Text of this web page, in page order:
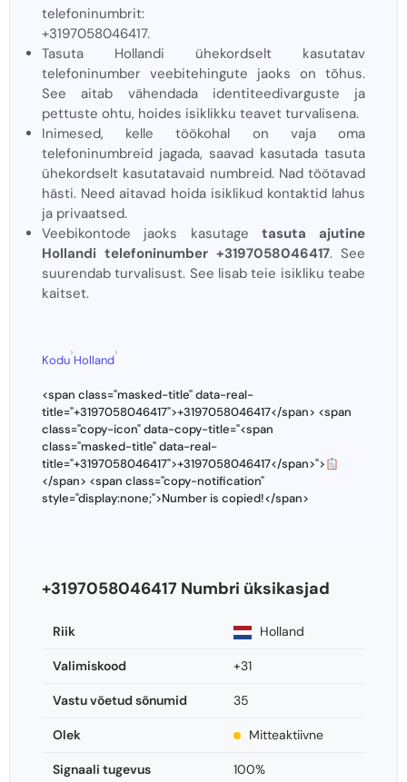
telefoninumbrit:
+3197058046417.
Tasuta Hollandi ühekordselt kasutatav
telefoninumber veebitehingute jaoks on tõhus.
See aitab vähendada identiteedivarguste ja
pettuste ohtu, hoides isiklikku teavet turvalisena.
Inimesed, kelle töökohal on vaja oma
telefoninumbreid jagada, saavad kasutada tasuta
ühekordselt kasutatavaid numbreid. Nad töötavad
hästi. Need aitavad hoida isiklikud kontaktid lahus
ja privaatsed.
Veebikontode jaoks kasutage tasuta ajutine
Hollandi telefoninumber +3197058046417. See
suurendab turvalisust. See lisab teie isikliku teabe
kaitset.
Kodu
›
Holland
›
<span class="masked-title" data-real-
title="+3197058046417">+3197058046417</span> <span
class="copy-icon" data-copy-title="<span
class="masked-title" data-real-
title="+3197058046417">+3197058046417</span>">
</span> <span class="copy-notification"
style="display:none;">Number is copied!</span>
+3197058046417 Numbri üksikasjad
Riik Holland
Valimiskood +31
Vastu võetud sõnumid 35
Olek Mitteaktiivne
Signaali tugevus 100%